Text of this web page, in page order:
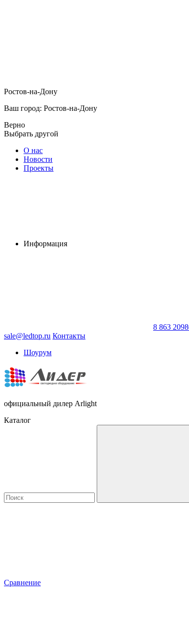
Ростов-на-Дону
Ваш город: Ростов-на-Дону
Верно
Выбрать другой
О нас
Новости
Проекты
Информация
8 863
sale@ledtop.ru Контакты
Шоурум
официальный дилер Arlight
Каталог
Сравнение